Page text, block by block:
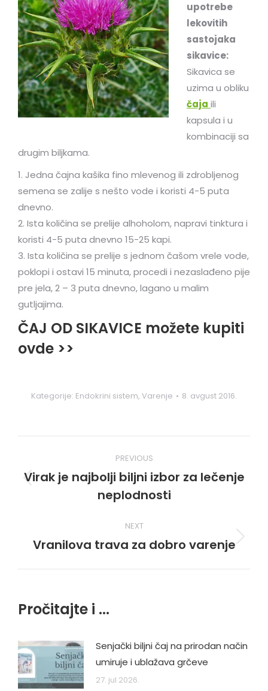
upotrebe
lekovitih
sastojaka
sikavice:
Sikavica se
uzima u obliku
čaja ili
kapsula i u
kombinaciji sa
drugim biljkama.
1. Jedna čajna kašika fino mlevenog ili zdrobljenog
semena se zalije s nešto vode i koristi 4-5 puta
dnevno.
2. Ista količina se prelije alhoholom, napravi tinktura i
koristi 4-5 puta dnevno 15-25 kapi.
3. Ista količina se prelije s jednom čašom vrele vode,
poklopi i ostavi 15 minuta, procedi i nezaslađeno pije
pre jela, 2 – 3 puta dnevno, lagano u malim
gutljajima.
ČAJ OD SIKAVICE možete kupiti
ovde >>
Kategorije: Endokrini sistem, Varenje 8. avgust 2016.
navigation
PREVIOUS
Previous
post:
Virak je najbolji biljni izbor za lečenje
neplodnosti
NEXT
Next
Vranilova trava za dobro varenje
Pročitajte i ...
Senjački biljni čaj na prirodan način
umiruje i ublažava grčeve
27. jul 2026.